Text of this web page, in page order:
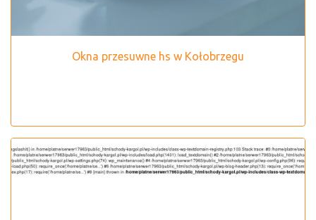
Okna przesuwne hs w Kołobrzegu